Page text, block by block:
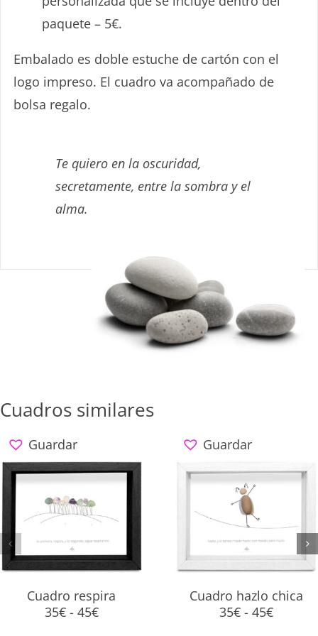
paquete – 5€.
Embalado es doble estuche de cartón con el
logo impreso. El cuadro va acompañado de
bolsa regalo.
Te quiero en la oscuridad,
secretamente, entre la sombra y el
alma.
Cuadros similares
Guardar
Cuadro respira
35€ - 45€Rango
Guardar
Cuadro hazlo chica
35€ - 45€Rango
Sin Caducidad
– FÁCIL USO –
TARJETA REGALO
*La tarjeta se la enviamos a su destinatario